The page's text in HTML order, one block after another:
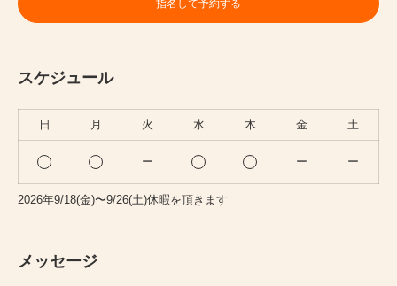
MEN’S GROOMING SALON
指名して予約する
スケジュール
日 月 火 水 木 金 土
ー ー ー
2026年9/18(金)〜9/26(土)休暇を頂きます
メッセージ